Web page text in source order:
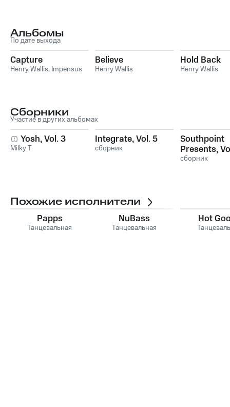
Альбомы
По дате выхода
Capture
Henry Wallis, Impensus
Believe
Henry Wallis
Hold Back
Henry Wallis
Сборники
Участие в других альбомах
Yosh, Vol. 3
Milky T
Integrate, Vol. 5
сборник
Southpoint
Presents,
сборник
Похожие исполнители
Papps
Танцевальная
NuBass
Танцевальная
Hot